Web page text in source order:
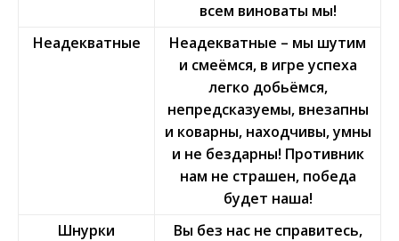
всем виноваты мы!
Неадекватные
Неадекватные – мы шутим
и смеёмся, в игре успеха
легко добьёмся,
непредсказуемы, внезапны
и коварны, находчивы, умны
и не бездарны! Противник
нам не страшен, победа
будет наша!
Шнурки
Вы без нас не справитесь,